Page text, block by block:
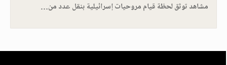
مشاهد توثق لحظة قيام مروحيات إسرائيلية بنقل عدد من…